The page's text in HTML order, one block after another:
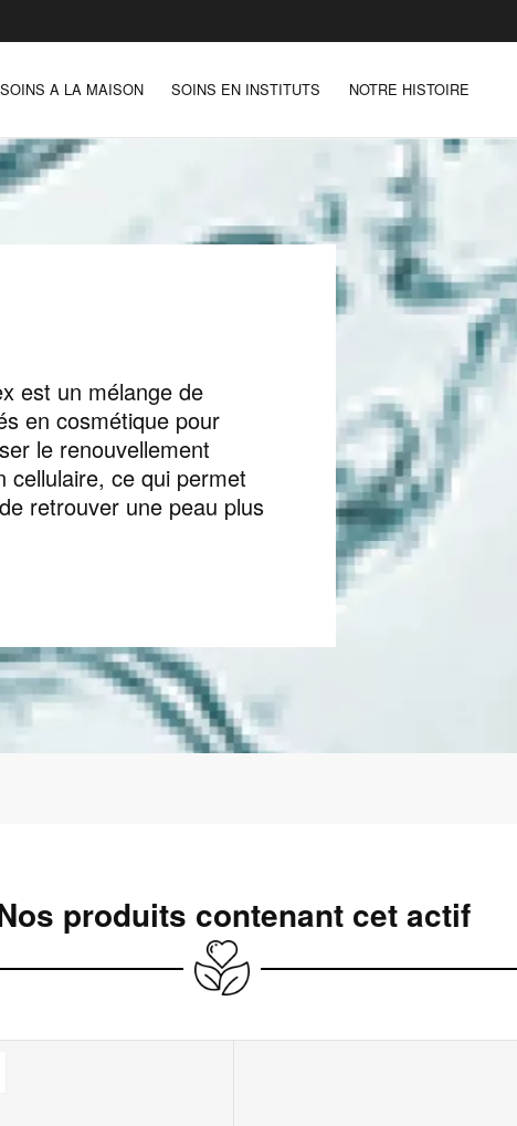
SOINS A LA MAISON SOINS EN INSTITUTS NOTRE HISTOIRE
est un mélange de
en cosmétique pour
le renouvellement
cellulaire, ce qui permet
retrouver une peau plus
produits contenant cet actif